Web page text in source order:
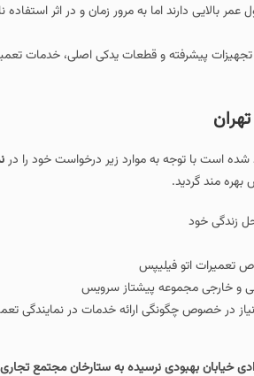
بالایی دارند اما به مرور زمان و در اثر
پیشرفته و قطعات یدکی اصلی، خدمات
شده است با توجه به موارد زیر درخواست خود را در
مند گردید.
زندگی خود
تعمیرات اتو فیلیپس
و خارجی مجموعه پیشتاز سرویس
در خصوص چگونگی ارائه خدمات در نمایندگی
خیابان بهبودی نرسیده به ستارخان مجتمع